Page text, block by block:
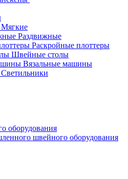
Мягкие
Раздвижные
Раскройные плоттеры
Швейные столы
Вязальные машины
Светильники
оборудования
швейного оборудования